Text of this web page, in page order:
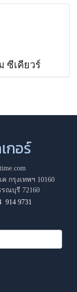
ซีเคียวร์
กอร์
กรุงเทพฯ 10160
ณบุรี 72160
914 9731